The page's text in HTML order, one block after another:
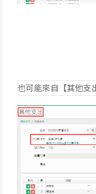
也可能來自【其他支